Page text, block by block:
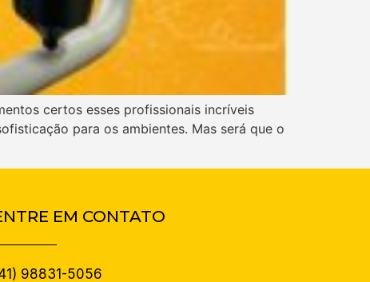
certos esses profissionais incríveis
para os ambientes. Mas será que o
EM CONTATO
98831-5056